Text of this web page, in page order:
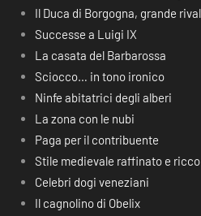
Il Duca di Borgogna, grande
Successe a Luigi IX
La casata del Barbarossa
Sciocco… in tono ironico
Ninfe abitatrici degli alberi
La zona con le nubi
Paga per il contribuente
Stile medievale raffinato e
Celebri dogi veneziani
Il cagnolino di Obelix